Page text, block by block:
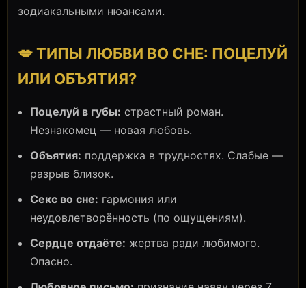
зодиакальными нюансами.
💋 ТИПЫ ЛЮБВИ ВО СНЕ: ПОЦЕЛУЙ
ИЛИ ОБЪЯТИЯ?
Поцелуй в губы: страстный роман.
Незнакомец — новая любовь.
Объятия: поддержка в трудностях. Слабые —
разрыв близок.
Секс во сне: гармония или
неудовлетворённость (по ощущениям).
Сердце отдаёте: жертва ради любимого.
Опасно.